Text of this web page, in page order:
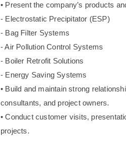
• Present the company’s products
- Electrostatic Precipitator (ESP)
- Bag Filter Systems
- Air Pollution Control Systems
- Boiler Retrofit Solutions
- Energy Saving Systems
• Build and maintain strong
consultants, and project owners.
• Conduct customer visits,
projects.